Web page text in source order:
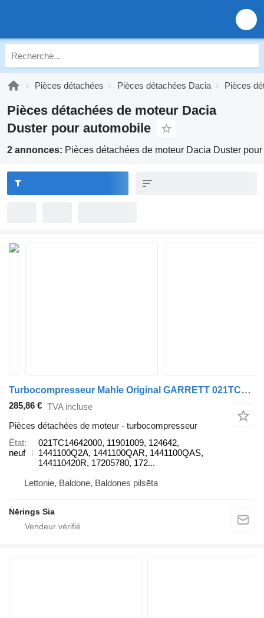
Pièces détachées Pièces détachées Dacia Pièces
Pièces détachées de moteur Dacia
Duster pour automobile
2 annonces: Pièces détachées de moteur Dacia Duster
Turbocompresseur Mahle Original GARRETT 021TC14642000 pour automobile Dacia DUSTER
285,86 € TVA incluse
Pièces détachées de moteur - turbocompresseur
État
neuf
021TC14642000, 11901009, 124642,
1441100Q2A, 1441100QAR, 1441100QAS,
144110420R, 17205780, 172...
Lettonie, Baldone, Baldones pilsēta
Nērings Sia